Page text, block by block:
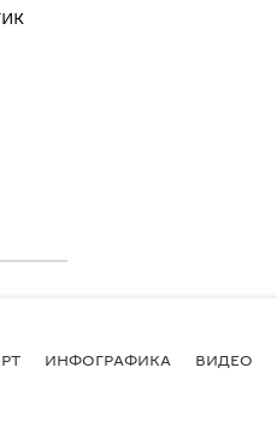
ИНФОГРАФИКА ВИДЕО